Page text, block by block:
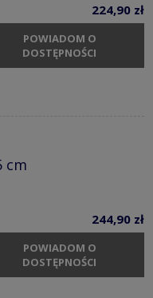
224,90 zł
POWIADOM O
DOSTĘPNOŚCI
cm
244,90 zł
POWIADOM O
DOSTĘPNOŚCI